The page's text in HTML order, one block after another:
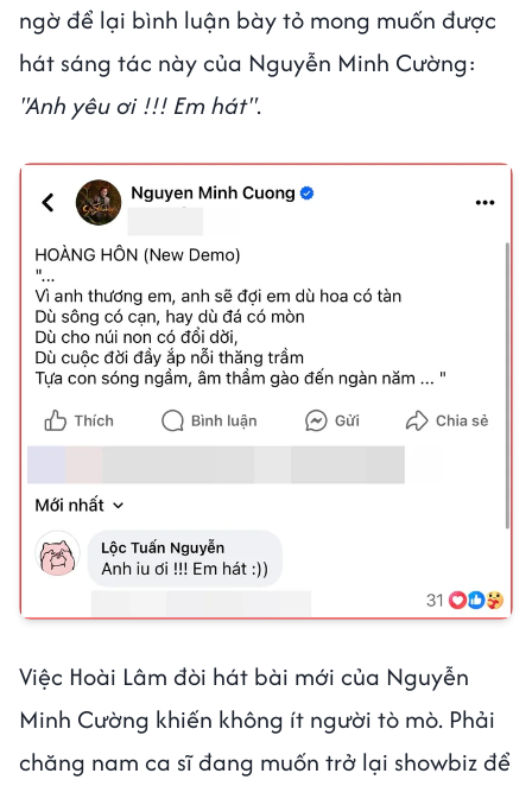
ngờ để lại bình luận bày tỏ mong muốn được
hát sáng tác này của Nguyễn Minh Cường:
"Anh yêu ơi !!! Em hát".
Việc Hoài Lâm đòi hát bài mới của Nguyễn
Minh Cường khiến không ít người tò mò. Phải
chăng nam ca sĩ đang muốn trở lại showbiz để